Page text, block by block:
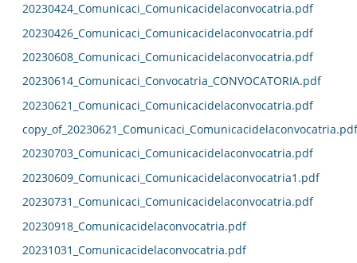
20230424_Comunicaci_Comunicacidelaconvocatria.pdf
20230426_Comunicaci_Comunicacidelaconvocatria.pdf
20230608_Comunicaci_Comunicacidelaconvocatria.pdf
20230614_Comunicaci_Convocatria_CONVOCATORIA.pdf
20230621_Comunicaci_Comunicacidelaconvocatria.pdf
copy_of_20230621_Comunicaci_Comunicacidelaconvocatria.pdf
20230703_Comunicaci_Comunicacidelaconvocatria.pdf
20230609_Comunicaci_Comunicacidelaconvocatria1.pdf
20230731_Comunicaci_Comunicacidelaconvocatria.pdf
20230918_Comunicacidelaconvocatria.pdf
20231031_Comunicacidelaconvocatria.pdf